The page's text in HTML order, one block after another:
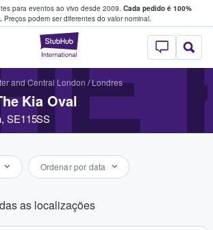
para eventos ao vivo desde 2009. Cada pedido é 100%
Preços podem ser diferentes do valor nominal.
StubHub – onde
e vendem bilhetes
and Central London /Londres
Kia Oval
SE115SS
Ordenar por data
as localizações